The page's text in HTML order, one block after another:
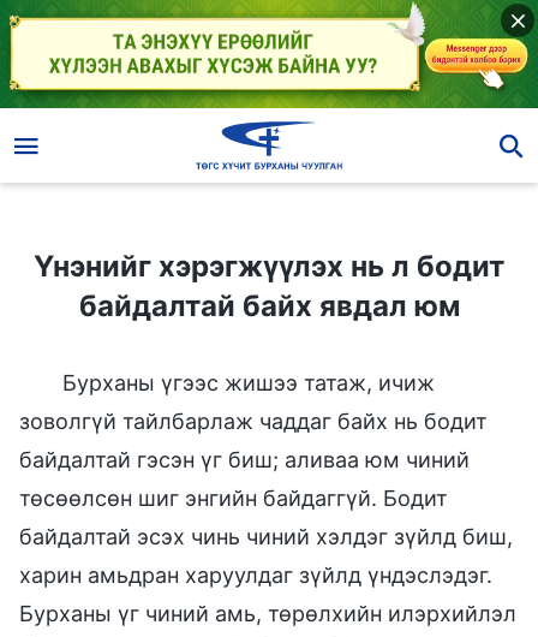
Үнэнийг хэрэгжүүлэх нь л бодит
байдалтай байх явдал юм
Бурханы үгээс жишээ татаж, ичиж
зоволгүй тайлбарлаж чаддаг байх нь бодит
байдалтай гэсэн үг биш; аливаа юм чиний
төсөөлсөн шиг энгийн байдаггүй. Бодит
байдалтай эсэх чинь чиний хэлдэг зүйлд биш,
харин амьдран харуулдаг зүйлд үндэслэдэг.
Бурханы үг чиний амь, төрөлхийн илэрхийлэл